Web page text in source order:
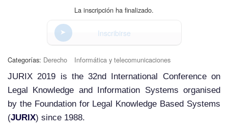
La inscripción ha finalizado.
Inscribirse
Categorías: Derecho
Informática y telecomunicaciones
JURIX 2019 is the 32nd International Conference on
Legal Knowledge and Information Systems organised
by the Foundation for Legal Knowledge Based Systems
(JURIX) since 1988.